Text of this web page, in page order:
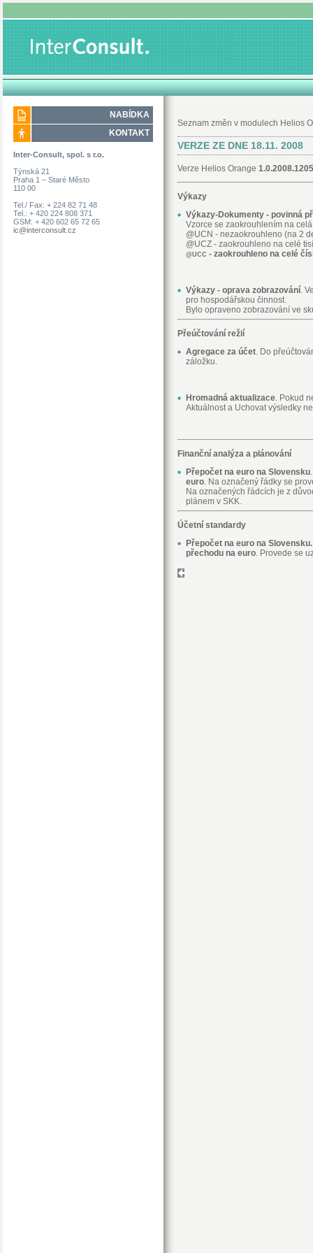
NABÍDKA
KONTAKT
Inter-Consult, spol. s r.o.
Týnská 21
Praha 1 – Staré Město
110 00
Tel./ Fax: + 224 82 71 48
Tel.: + 420 224 808 371
GSM: + 420 602 65 72 65
ic@interconsult.cz
Seznam změn v modulech Helios
VERZE ZE DNE 18.11. 2008
Verze Helios Orange 1.0.2008.1205
Výkazy
Výkazy-Dokumenty - povinná
Vzorce se zaokrouhlením na
@UCN - nezaokrouhleno (na 2
@UCZ - zaokrouhleno na celé
@UCC - zaokrouhleno na celé
Výkazy - oprava zobrazování.
pro hospodářskou činnost.
Bylo opraveno zobrazování ve
Přeúčtování režií
Agregace za účet. Do
záložku.
Hromadná aktualizace. Pokud
Aktuálnost a Uchovat výsledky
Finanční analýza a plánování
Přepočet na euro na Slovensku
euro. Na označený řádky se
Na označených řádcích je z
plánem v SKK.
Účetní standardy
Přepočet na euro na
přechodu na euro. Provede se